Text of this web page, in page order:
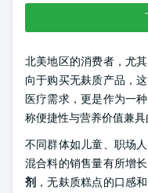
北美地区的消费者，尤
向于购买无麸质产品，
医疗需求，更是作为一
称便捷性与营养价值兼具
不同群体如儿童、职场
混合料的销售量有所增
剂 ，无麸质糕点的口感